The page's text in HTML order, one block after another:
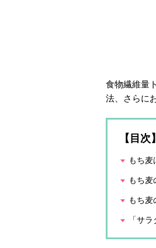
食物繊維量
法、さらに
【目次】
もち麦
もち麦
もち麦
「サ